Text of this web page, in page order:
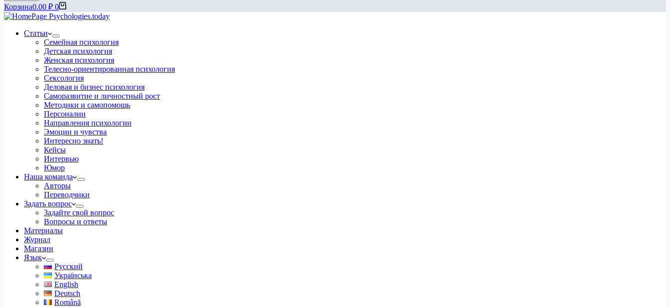
Корзина0.00 ₽ 0
Статьи
Семейная психология
Детская психология
Женская психология
Телесно-ориентированная психология
Сексология
Деловая и бизнес психология
Саморазвитие и личностный рост
Методики и самопомощь
Персоналии
Направления психологии
Эмоции и чувства
Интересно знать!
Кейсы
Интервью
Юмор
Наша команда
Авторы
Переводчики
Задать вопрос
Задайте свой вопрос
Вопросы и ответы
Материалы
Журнал
Магазин
Язык
Русский
Українська
English
Deutsch
Română